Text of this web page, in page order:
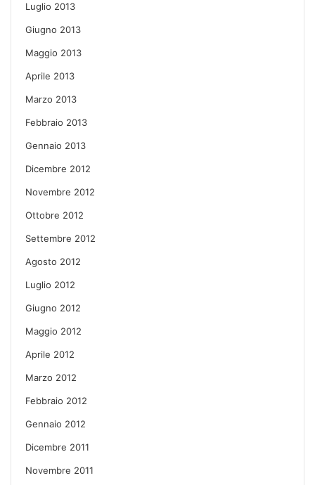
Luglio 2013
Giugno 2013
Maggio 2013
Aprile 2013
Marzo 2013
Febbraio 2013
Gennaio 2013
Dicembre 2012
Novembre 2012
Ottobre 2012
Settembre 2012
Agosto 2012
Luglio 2012
Giugno 2012
Maggio 2012
Aprile 2012
Marzo 2012
Febbraio 2012
Gennaio 2012
Dicembre 2011
Novembre 2011